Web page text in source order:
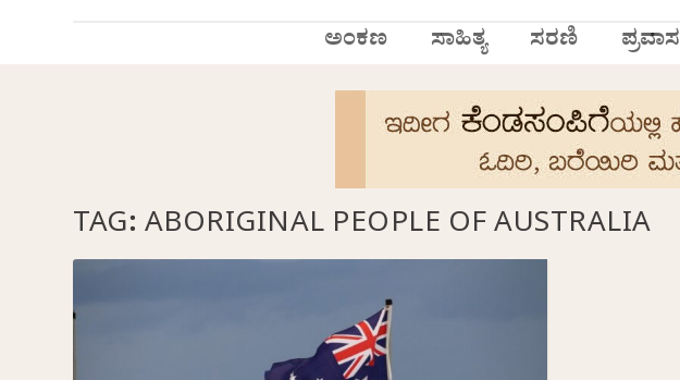
ಅಂಕಣ ಸಾಹಿತ್ಯ ಸರಣಿ ಪ್ರವಾಸ
TAG: ABORIGINAL PEOPLE OF AUSTRALIA